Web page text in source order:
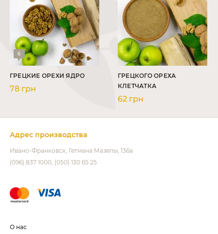
6
ГРЕЦКИЕ ОРЕХИ ЯДРО
78 грн
ГРЕЦКОГО ОРЕХА
КЛЕТЧАТКА
62 грн
Адрес производства
Ивано-Франковск Гетмана Мазепы, 136а
(096) 837 1000 (050) 130 65 25
О нас